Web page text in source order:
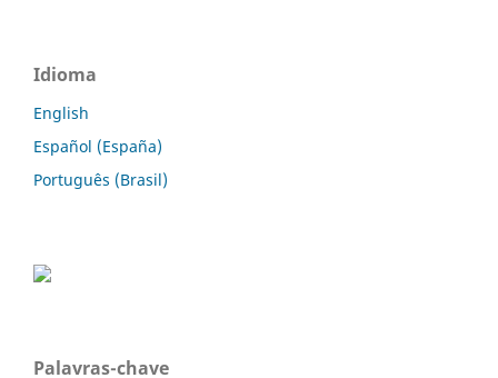
Idioma
English
Español (España)
Português (Brasil)
Palavras-chave